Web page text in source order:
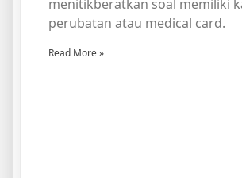
menitikberatkan soal memiliki
perubatan atau medical card.
Read More »